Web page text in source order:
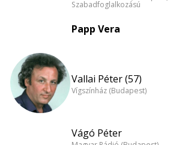
Szabadfoglalkozású
Papp Vera
Vallai Péter (57)
Vígszínház (Budapest)
Vágó Péter